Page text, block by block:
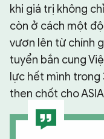
khi giá trị không
còn ở cách một
vươn lên từ chính
tuyển bắn cung
lực hết mình
then chốt cho